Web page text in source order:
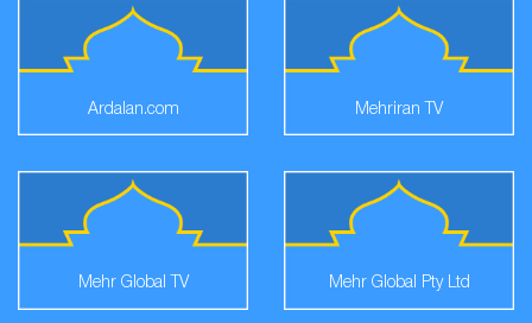
Ardalan.com Mehriran TV
Mehr Global TV Mehr Global Pty Ltd